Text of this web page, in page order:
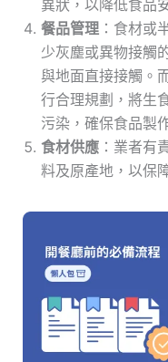
異狀，以降低食品
餐品管理：食材或
少灰塵或異物接觸
與地面直接接觸。
行合理規劃，將生
污染，確保食品製
食材供應：業者有
料及原產地，以保